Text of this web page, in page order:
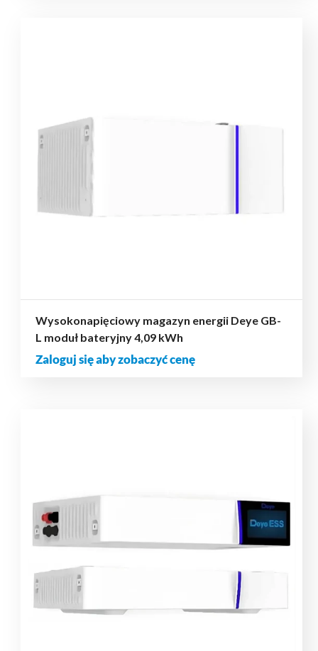
Wysokonapięciowy magazyn energii Deye GB-
L moduł bateryjny 4,09 kWh
Zaloguj się aby zobaczyć cenę